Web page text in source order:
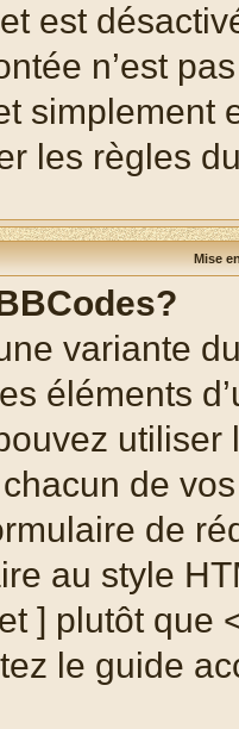
est
n’est
simplement
les règles
Mise
variante
éléments
de
de
au style
] plutôt que
le guide